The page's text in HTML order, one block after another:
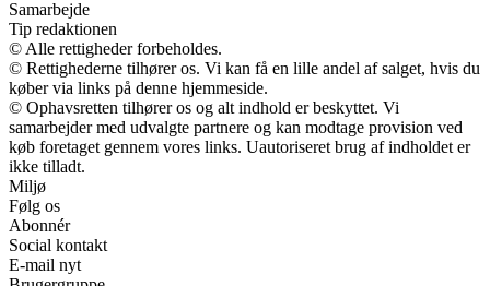
Samarbejde
Tip redaktionen
© Alle rettigheder forbeholdes.
© Rettighederne tilhører os. Vi kan få en lille andel af salget, hvis du
køber via links på denne hjemmeside.
© Ophavsretten tilhører os og alt indhold er beskyttet. Vi
samarbejder med udvalgte partnere og kan modtage provision ved
køb foretaget gennem vores links. Uautoriseret brug af indholdet er
ikke tilladt.
Miljø
Følg os
Abonnér
Social kontakt
E-mail nyt